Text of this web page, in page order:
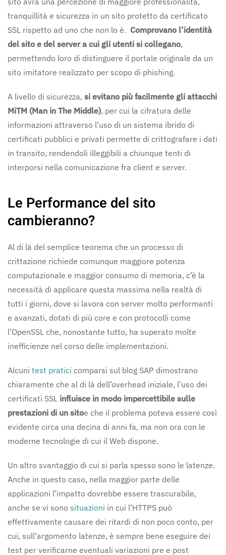
tranquillità e sicurezza in un sito protetto da certificato
SSL rispetto ad uno che non lo è. Comprovano l’identità
del sito e del server a cui gli utenti si collegano,
permettendo loro di distinguere il portale originale da un
sito imitatore realizzato per scopo di phishing.
A livello di sicurezza, si evitano più facilmente gli attacchi
MiTM (Man in The Middle), per cui la cifratura delle
informazioni attraverso l’uso di un sistema ibrido di
certificati pubblici e privati permette di crittografare i dati
in transito, rendendoli illeggibili a chiunque tenti di
interporsi nella comunicazione fra client e server.
Le Performance del sito
cambieranno?
Al di là del semplice teorema che un processo di
crittazione richiede comunque maggiore potenza
computazionale e maggior consumo di memoria, c’è la
necessità di applicare questa massima nella realtà di
tutti i giorni, dove si lavora con server molto performanti
e avanzati, dotati di più core e con protocolli come
l’OpenSSL che, nonostante tutto, ha superato molte
inefficienze nel corso delle implementazioni.
Alcuni test pratici comparsi sul blog SAP dimostrano
chiaramente che al di là dell’overhead iniziale, l’uso dei
certificati SSL influisce in modo impercettibile sulle
prestazioni di un sitoe che il problema poteva essere così
evidente circa una decina di anni fa, ma non ora con le
moderne tecnologie di cui il Web dispone.
Un altro svantaggio di cui si parla spesso sono le latenze.
Anche in questo caso, nella maggior parte delle
applicazioni l’impatto dovrebbe essere trascurabile,
anche se vi sono situazioni in cui l’HTTPS può
effettivamente causare dei ritardi di non poco conto, per
cui, sull’argomento latenze, è sempre bene eseguire dei
test per verificarne eventuali variazioni pre e post